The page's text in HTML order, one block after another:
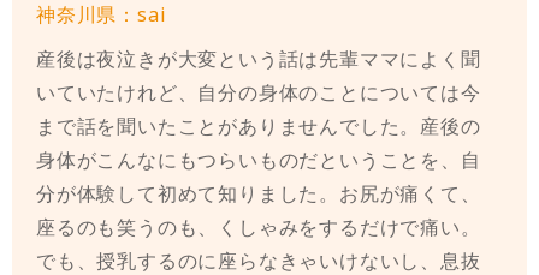
神奈川県：sai
産後は夜泣きが大変という話は先輩ママによく聞
いていたけれど、自分の身体のことについては今
まで話を聞いたことがありませんでした。産後の
身体がこんなにもつらいものだということを、自
分が体験して初めて知りました。お尻が痛くて、
座るのも笑うのも、くしゃみをするだけで痛い。
でも、授乳するのに座らなきゃいけないし、息抜